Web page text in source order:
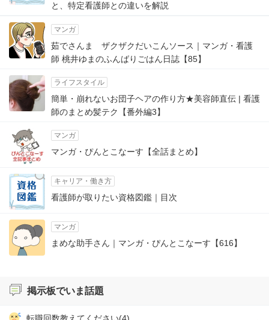
と、特定看護師との違いを解説
マンガ
茹でさんま ザクザクだいこんソース｜マンガ・看護
師 桃井ゆまのふんばりごはん日誌【85】
ライフスタイル
簡単・崩れないお団子ヘアの作り方★美容師直伝 | 看護
師のまとめ髪テク【番外編3】
マンガ
マンガ・ぴんとこなーす【全話まとめ】
キャリア・働き方
看護師が取りたい資格図鑑｜目次
マンガ
まめな助手さん｜マンガ・ぴんとこなーす【616】
掲示板でいま話題